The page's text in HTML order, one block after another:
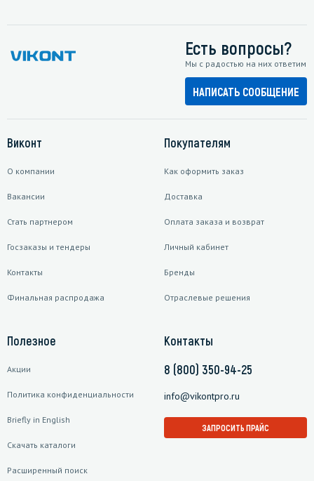
Есть вопросы?
Мы с радостью на них ответим
НАПИСАТЬ СООБЩЕНИЕ
Виконт
О компании
Вакансии
Стать партнером
Госзаказы и тендеры
Контакты
Финальная распродажа
Покупателям
Как оформить заказ
Доставка
Оплата заказа и возврат
Личный кабинет
Бренды
Отраслевые решения
Полезное
Акции
Политика конфиденциальности
Briefly in English
Скачать каталоги
Расширенный поиск
Контакты
8 (800) 350-94-25
info@vikontpro.ru
ЗАПРОСИТЬ ПРАЙС